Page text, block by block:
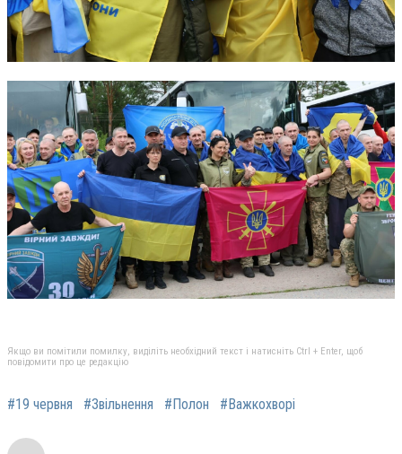
Якщо ви помітили помилку, виділіть необхідний текст і натисніть Ctrl + Enter, щоб
повідомити про це редакцію
#19 червня #Звільнення #Полон #Важкохворі